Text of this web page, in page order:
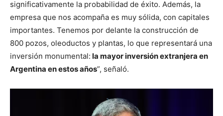
significativamente la probabilidad de éxito. Además, la
empresa que nos acompaña es muy sólida, con capitales
importantes. Tenemos por delante la construcción de
800 pozos, oleoductos y plantas, lo que representará una
inversión monumental: la mayor inversión extranjera en
Argentina en estos años”, señaló.